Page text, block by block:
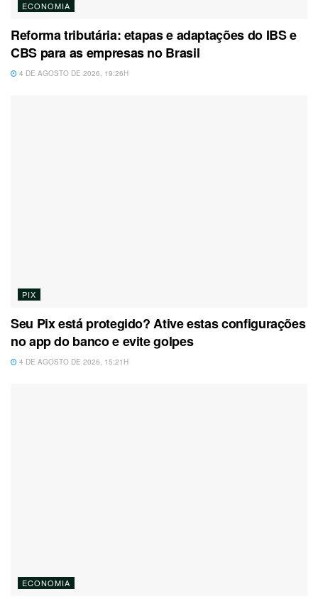
ECONOMIA
Reforma tributária: etapas e adaptações do IBS e
CBS para as empresas no Brasil
4 DE AGOSTO DE 2026, 19:26H
PIX
Seu Pix está protegido? Ative estas configurações
no app do banco e evite golpes
4 DE AGOSTO DE 2026, 15:21H
ECONOMIA